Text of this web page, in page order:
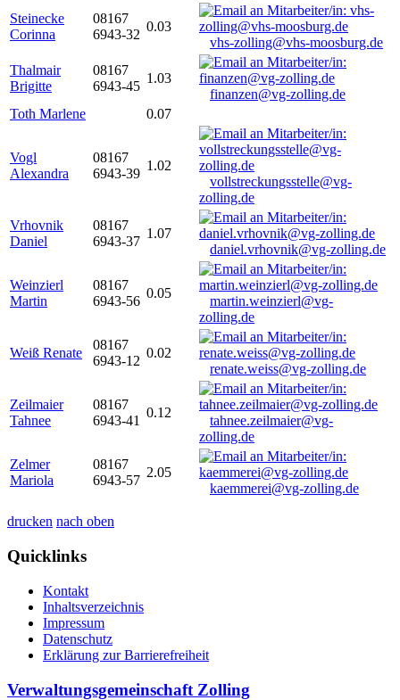
Steinecke
Corinna
08167
6943-32
0.03
vhs-zolling@vhs-moosburg.de
Thalmair
Brigitte
08167
6943-45
1.03
finanzen@vg-zolling.de
Toth Marlene
0.07
Vogl
Alexandra
08167
6943-39
1.02
vollstreckungsstelle@vg-
zolling.de
Vrhovnik
Daniel
08167
6943-37
1.07
daniel.vrhovnik@vg-zolling.de
Weinzierl
Martin
08167
6943-56
0.05
martin.weinzierl@vg-
zolling.de
Weiß Renate
08167
6943-12
0.02
renate.weiss@vg-zolling.de
Zeilmaier
Tahnee
08167
6943-41
0.12
tahnee.zeilmaier@vg-
zolling.de
Zelmer
Mariola
08167
6943-57
2.05
kaemmerei@vg-zolling.de
drucken nach oben
Quicklinks
Kontakt
Inhaltsverzeichnis
Impressum
Datenschutz
Erklärung zur Barrierefreiheit
Verwaltungsgemeinschaft Zolling